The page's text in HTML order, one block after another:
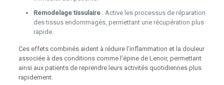
Remodelage tissulaire: Active les processus de réparation
des tissus endommagés, permettant une récupération plus
rapide.
Ces effets combinés aident à réduire l’inflammation et la douleur
associée à des conditions comme l’épine de Lenoir, permettant
ainsi aux patients de reprendre leurs activités quotidiennes plus
rapidement.